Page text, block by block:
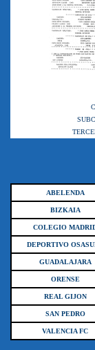
ABELENDA
BIZKAIA
COLEGIO
DEPORTIVO
GUADALAJARA
ORENSE
REAL GIJON
SAN PEDRO
VALENCIA FC